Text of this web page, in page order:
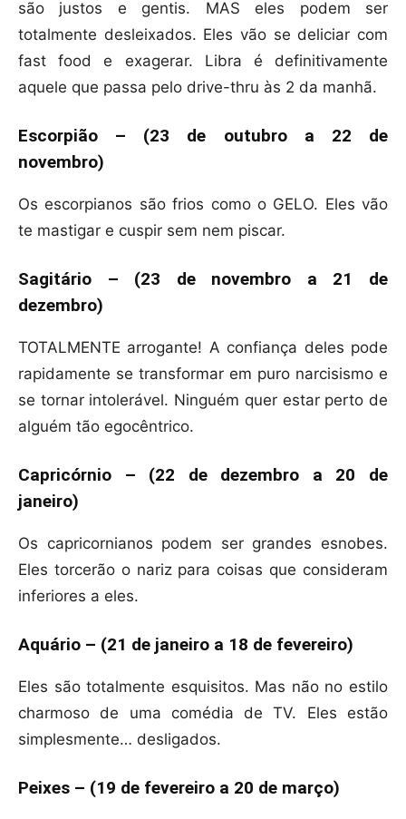
são justos e gentis. MAS eles podem ser
totalmente desleixados. Eles vão se deliciar com
fast food e exagerar. Libra é definitivamente
aquele que passa pelo drive-thru às 2 da manhã.
Escorpião – (23 de outubro a 22 de
novembro)
Os escorpianos são frios como o GELO. Eles vão
te mastigar e cuspir sem nem piscar.
Sagitário – (23 de novembro a 21 de
dezembro)
TOTALMENTE arrogante! A confiança deles pode
rapidamente se transformar em puro narcisismo e
se tornar intolerável. Ninguém quer estar perto de
alguém tão egocêntrico.
Capricórnio – (22 de dezembro a 20 de
janeiro)
Os capricornianos podem ser grandes esnobes.
Eles torcerão o nariz para coisas que consideram
inferiores a eles.
Aquário – (21 de janeiro a 18 de fevereiro)
Eles são totalmente esquisitos. Mas não no estilo
charmoso de uma comédia de TV. Eles estão
simplesmente… desligados.
Peixes – (19 de fevereiro a 20 de março)